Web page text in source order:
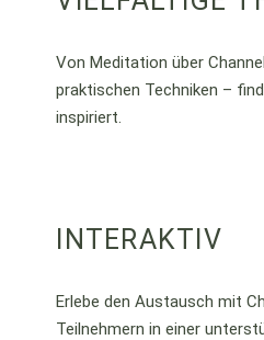
Von Meditation über
praktischen Techniken –
inspiriert.
INTERAKTIV
Erlebe den Austausch mit
Teilnehmern in einer